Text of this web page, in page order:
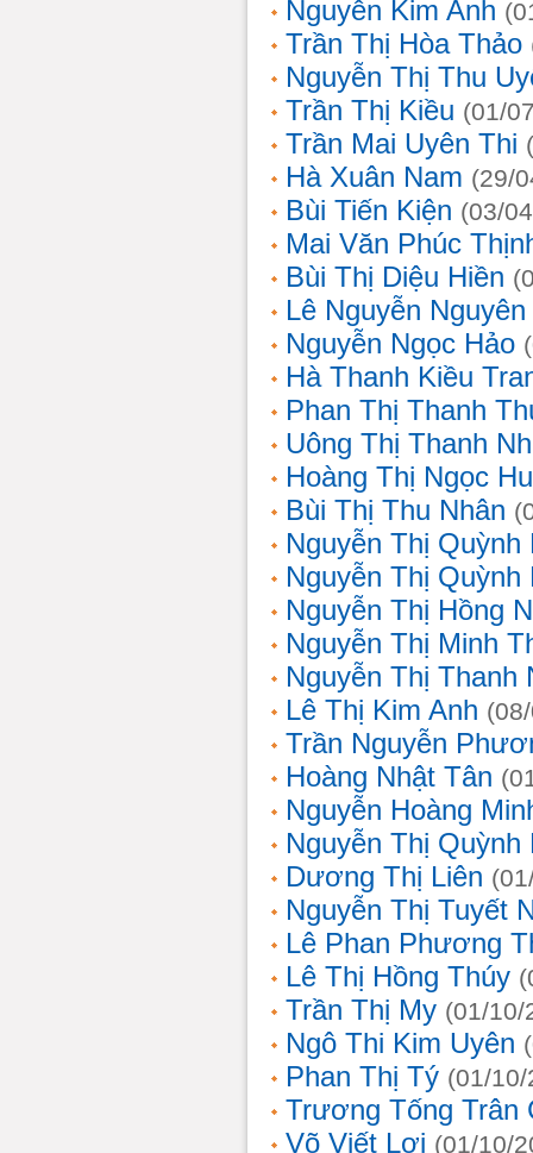
Nguyễn Kim Anh
Trần Thị Hòa Thảo
Nguyễn Thị Thu
Trần Thị Kiều (01/
Trần Mai Uyên Thi
Hà Xuân Nam (29/
Bùi Tiến Kiện (03/
Mai Văn Phúc
Bùi Thị Diệu Hiền
Lê Nguyễn
Nguyễn Ngọc Hảo
Hà Thanh Kiều
Phan Thị Thanh
Uông Thị Thanh
Hoàng Thị Ngọc
Bùi Thị Thu Nhân
Nguyễn Thị Quỳnh
Nguyễn Thị Quỳnh
Nguyễn Thị Hồng
Nguyễn Thị Minh
Nguyễn Thị Thanh
Lê Thị Kim Anh
Trần Nguyễn
Hoàng Nhật Tân
Nguyễn Hoàng
Nguyễn Thị Quỳnh
Dương Thị Liên
Nguyễn Thị Tuyết
Lê Phan Phương
Lê Thị Hồng Thúy
Trần Thị My (01/10/
Ngô Thi Kim Uyên
Phan Thị Tý (01/
Trương Tống Trân
Võ Viết Lợi (01/10/